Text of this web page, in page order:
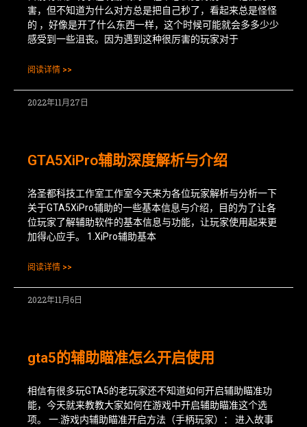
害，但不知道为什么对方总是把自己秒了，看起来总是怪怪
的 ，好像是开了什么东西一样，这个时候可能就会多多少少
感受到一些沮丧。因为遇到这种很厉害的玩家对于
阅读详情 >>
2022年11月27日
GTA5XiPro辅助深度解析与介绍
洛圣都科技工作室工作室今天来为各位玩家解析与分析一下
关于GTA5XiPro辅助的一些基本信息与介绍，目的为了让各
位玩家了解辅助软件的基本信息与功能，让玩家使用起来更
加得心应手。 1.XiPro辅助基本
阅读详情 >>
2022年11月6日
gta5的辅助瞄准怎么开启使用
相信有很多玩GTA5的老玩家还不知道如何开启辅助瞄准功
能，今天就来教教大家如何在游戏中开启辅助瞄准这个选
项。 一.游戏内辅助瞄准开启方法（手柄玩家）： 进入故事